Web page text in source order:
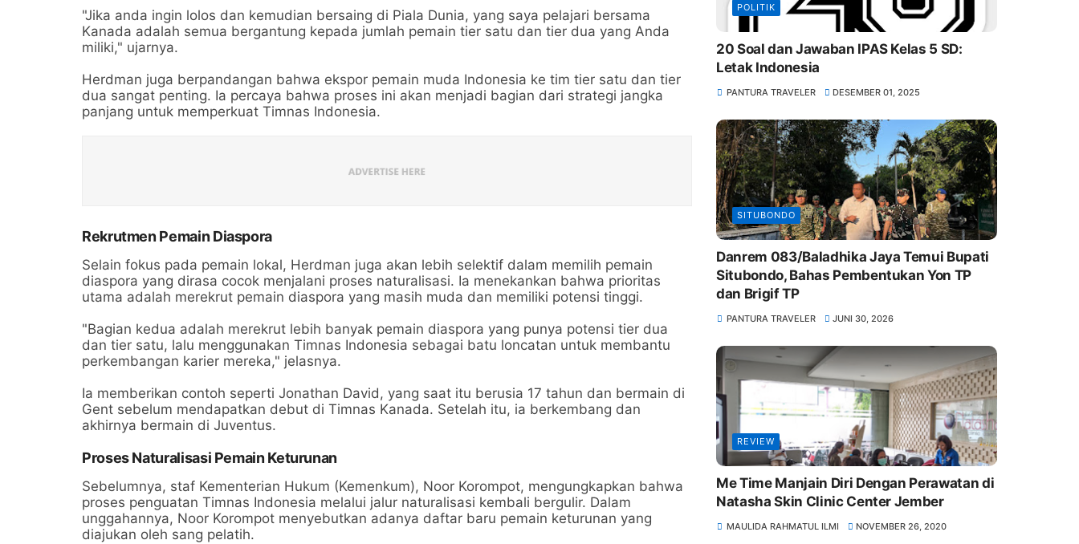
"Jika anda ingin lolos dan kemudian bersaing di Piala Dunia, yang saya pelajari bersama
Kanada adalah semua bergantung kepada jumlah pemain tier satu dan tier dua yang Anda
miliki," ujarnya.
Herdman juga berpandangan bahwa ekspor pemain muda Indonesia ke tim tier satu dan tier
dua sangat penting. Ia percaya bahwa proses ini akan menjadi bagian dari strategi jangka
panjang untuk memperkuat Timnas Indonesia.
Rekrutmen Pemain Diaspora
Selain fokus pada pemain lokal, Herdman juga akan lebih selektif dalam memilih pemain
diaspora yang dirasa cocok menjalani proses naturalisasi. Ia menekankan bahwa prioritas
utama adalah merekrut pemain diaspora yang masih muda dan memiliki potensi tinggi.
"Bagian kedua adalah merekrut lebih banyak pemain diaspora yang punya potensi tier dua
dan tier satu, lalu menggunakan Timnas Indonesia sebagai batu loncatan untuk membantu
perkembangan karier mereka," jelasnya.
Ia memberikan contoh seperti Jonathan David, yang saat itu berusia 17 tahun dan bermain di
Gent sebelum mendapatkan debut di Timnas Kanada. Setelah itu, ia berkembang dan
akhirnya bermain di Juventus.
Proses Naturalisasi Pemain Keturunan
Sebelumnya, staf Kementerian Hukum (Kemenkum), Noor Korompot, mengungkapkan bahwa
proses penguatan Timnas Indonesia melalui jalur naturalisasi kembali bergulir. Dalam
unggahannya, Noor Korompot menyebutkan adanya daftar baru pemain keturunan yang
diajukan oleh sang pelatih.
POLITIK
20 Soal dan Jawaban IPAS Kelas 5 SD:
Letak Indonesia
PANTURA TRAVELER DESEMBER 01, 2025
SITUBONDO
Danrem 083/Baladhika Jaya Temui Bupati
Situbondo, Bahas Pembentukan Yon TP
dan Brigif TP
PANTURA TRAVELER JUNI 30, 2026
REVIEW
Me Time Manjain Diri Dengan Perawatan di
Natasha Skin Clinic Center Jember
MAULIDA RAHMATUL ILMI NOVEMBER 26, 2020